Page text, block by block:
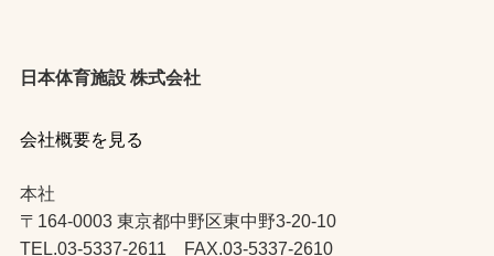
日本体育施設 株式会社
会社概要を見る
本社
〒164-0003 東京都中野区東中野3-20-10
TEL.03-5337-2611 FAX.03-5337-2610